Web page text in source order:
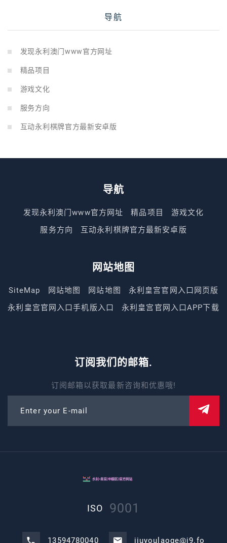
导航
发现永利澳门www官方网址
精品项目
游戏文化
服务方向
互动永利棋牌官方最新安卓版
导航
发现永利澳门www官方网址 精品项目
游戏文化
服务方向
互动永利棋牌官方最新安卓版
网站地图
SiteMap 网站地图 网站地图
永利皇宫官网入口网页版
永利皇宫官网入口手机版入口
永利皇宫官网入口APP下载
订阅我们的邮箱.
订阅邮箱以获取最新咨询和优惠哦!
Enter your E-mail
ISO 9001
13594780040 jiuyoulaoge@j9.fo